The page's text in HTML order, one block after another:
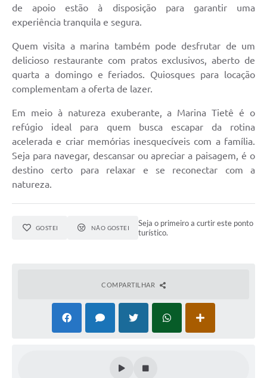
de apoio estão à disposição para garantir uma
experiência tranquila e segura.
Quem visita a marina também pode desfrutar de um
delicioso restaurante com pratos exclusivos, aberto de
quarta a domingo e feriados. Quiosques para locação
complementam a oferta de lazer.
Em meio à natureza exuberante, a Marina Tietê é o
refúgio ideal para quem busca escapar da rotina
acelerada e criar memórias inesquecíveis com a família.
Seja para navegar, descansar ou apreciar a paisagem, é o
destino certo para relaxar e se reconectar com a
natureza.
GOSTEI NÃO GOSTEI
Seja o primeiro a curtir este ponto
turístico.
COMPARTILHAR